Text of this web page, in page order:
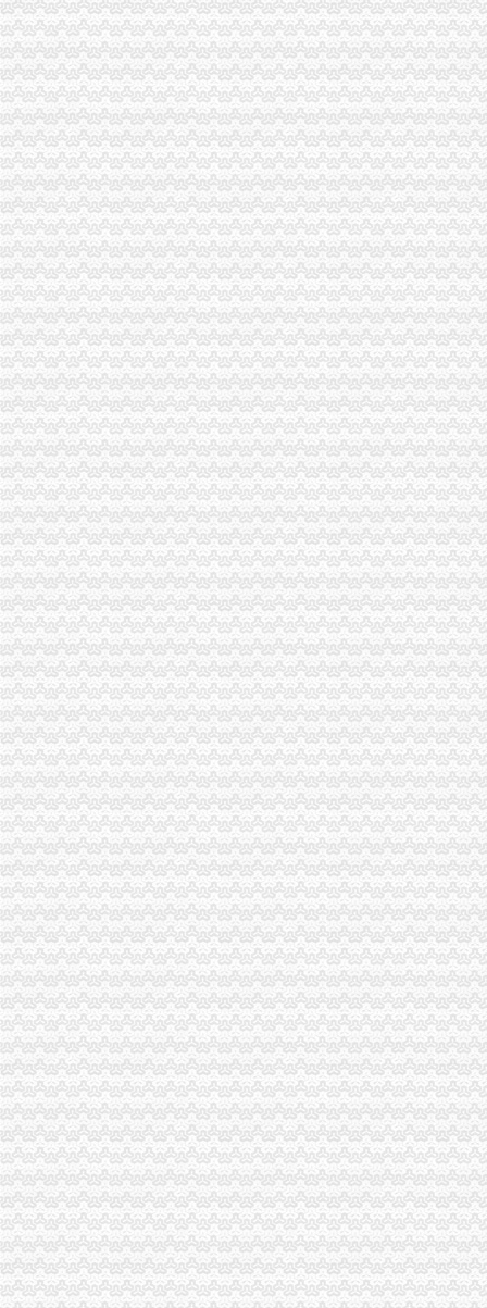
一般纳税人申报表及附表.xls
增值税一般纳税人申报表填写说明
2016新.《增值税纳税申报表（一般纳税人适用）》及其附列资料填
一般纳税人申报表填写.doc
一般纳税人申报表填写—在线播放—优酷网,高清在线观看
一般纳税人申报表下载|2017增值税一般纳税人申报表新版_附表四+
一般纳税人申请书-书信函-无忧考网
不认定增值税一般纳税人申请表_税屋网——第一时间递财税政策
增值税新版一般纳税人申报表填写热点问题-搜狐滚动
增值税新版一般纳税人申报表填写热点问题-搜狐滚动
“营改增”四大行业一般纳税人增值税申报表样表
一般纳税人申请书--香当网
增值税纳税申报表（一般纳税人适用）
不认定增值税一般纳税人申请表_增值税_一般纳税人_申请表_认定_图
增值税纳税申报表（一般纳税人适用）及附列资料
一般纳税人申报表_已解决-阿里巴巴生意经
一般纳税人填写增值税纳税申报表顺序_搜狐时尚_搜狐网
其他增值税一般纳税人申报表培训—在线播放—优酷网,高清在线
增值税纳税申报表一般纳税人|增值税纳税申报表下载__飞翔下载
附件三：其他增值税一般纳税人申报表培训-原创-搜狐
原增值税一般纳税人申报表培训课件
一般纳税人申报表_late59_新浪博客
《一般纳税人申请书》100篇第一文库网
增值税纳税申报表一般纳税人填表说明|增值税纳税申报表一般纳税人
不认定增值税一般纳税人申请表
2016一般纳税人申请书
原增值税一般纳税人申报表培训课件
一般纳税人申请书,一般纳税人申请报告-深圳王平安律师文集
增值税一般纳税人申报表及相关表样（2012年修订附表一）-海南省国
一般纳税人申请书-会计实务-中国会计社区
一般纳税人新申报表填写说明
一般纳税人申报表附表一_文档下载
增值税一般纳税人申报表附表三、附表四电子导入模板
一般纳税人申请书的相关文章
增值税一般纳税人申报表附表二申报数据未提取过来如何处理？
一般纳税人申报表填表说明（试点纳税人适用）|广东省国家税务局
增值税申报表怎么填一般纳税人增值税申报表_土豆
增值税一般纳税人申报
一般纳税人申请书怎么样写_已解决-阿里巴巴生意经
其他增值税一般纳税人申报表培训-原创-搜狐
一般纳税人申请书(范本)_广佛会计交流群组_新浪博客
2016增值税一般纳税人纳税申报表_工商税务_中顾律网
小规模转一般纳税人申报表如何衔接_上海包听|E都市